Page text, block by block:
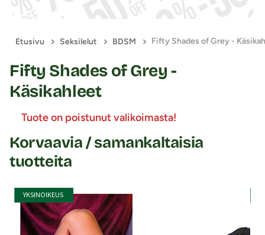
Etusivu Seksilelut BDSM
Fifty Shades of Grey -
Käsikahleet
Tuote on poistunut valikoimasta!
Korvaavia / samankaltaisia
tuotteita
YKSINOIKEUS